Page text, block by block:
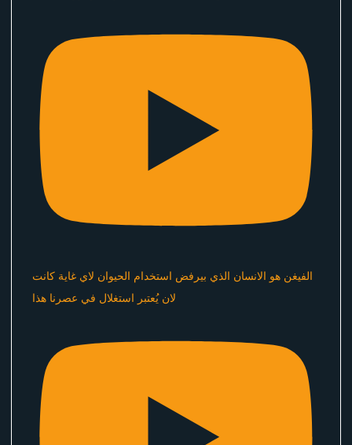
الفيغن هو الانسان الذي بيرفض استخدام الحيوان لاي غاية كانت